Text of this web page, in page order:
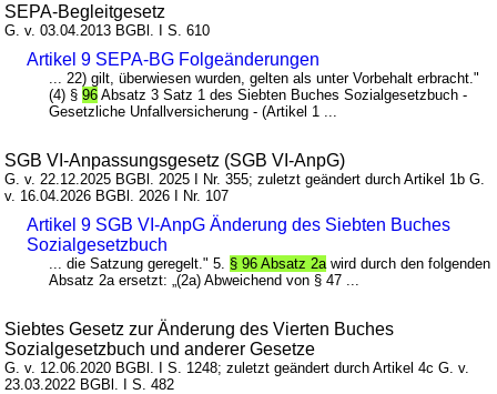
SEPA-Begleitgesetz
G. v. 03.04.2013 BGBl. I S. 610
Artikel 9 SEPA-BG Folgeänderungen
... 22) gilt, überwiesen wurden, gelten als unter Vorbehalt erbracht."
(4) §96 Absatz 3 Satz 1 des Siebten Buches Sozialgesetzbuch -
Gesetzliche Unfallversicherung - (Artikel 1 ...
SGB VI-Anpassungsgesetz (SGB VI-AnpG)
G. v. 22.12.2025 BGBl. 2025 I Nr. 355; zuletzt geändert durch Artikel 1b G.
v. 16.04.2026 BGBl. 2026 I Nr. 107
Artikel 9 SGB VI-AnpG Änderung des Siebten Buches
Sozialgesetzbuch
... die Satzung geregelt." 5. § 96 Absatz 2a wird durch den folgenden
Absatz 2a ersetzt: „(2a) Abweichend von § 47 ...
Siebtes Gesetz zur Änderung des Vierten Buches
Sozialgesetzbuch und anderer Gesetze
G. v. 12.06.2020 BGBl. I S. 1248; zuletzt geändert durch Artikel 4c G. v.
23.03.2022 BGBl. I S. 482